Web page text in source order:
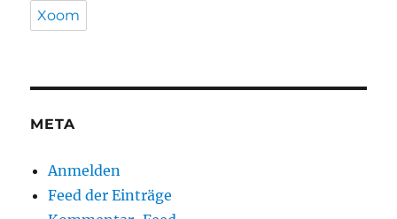
Xoom
META
Anmelden
Feed der Einträge